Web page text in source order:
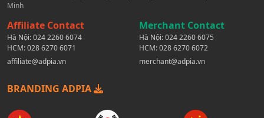
Minh
Affiliate Contact
Hà Nội:024 2260 6074
HCM:028 6270 6071
affiliate@adpia.vn
Merchant Contact
Hà Nội:024 2260 6075
HCM:028 6270 6072
merchant@adpia.vn
BRANDING ADPIA